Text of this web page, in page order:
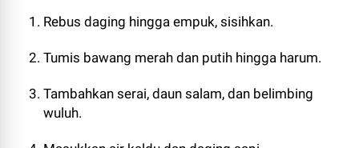
Rebus daging hingga empuk, sisihkan.
Tumis bawang merah dan putih hingga harum.
Tambahkan serai, daun salam, dan belimbing
wuluh.